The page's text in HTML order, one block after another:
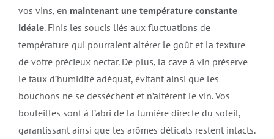
vos vins, en maintenant une température constante
idéale. Finis les soucis liés aux fluctuations de
température qui pourraient altérer le goût et la texture
de votre précieux nectar. De plus, la cave à vin préserve
le taux d’humidité adéquat, évitant ainsi que les
bouchons ne se dessèchent et n’altèrent le vin. Vos
bouteilles sont à l’abri de la lumière directe du soleil,
garantissant ainsi que les arômes délicats restent intacts.